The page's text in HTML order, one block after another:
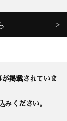
が掲載されていま
ください。